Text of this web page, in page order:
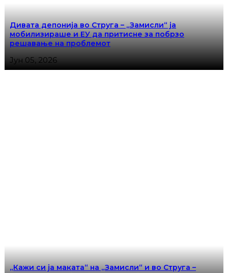
Дивата депонија во Струга – „Замисли“ ја
мобилизираше и ЕУ да притисне за побрзо
решавање на проблемот
Јун 05, 2026
„Кажи си ја маката“ на „Замисли“ и во Струга –